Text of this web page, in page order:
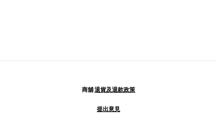
商舖退貨及退款政策
提出意見